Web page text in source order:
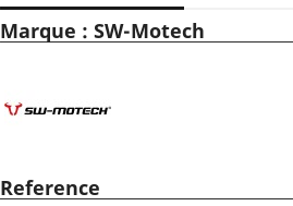
Marque : SW-Motech
Reference